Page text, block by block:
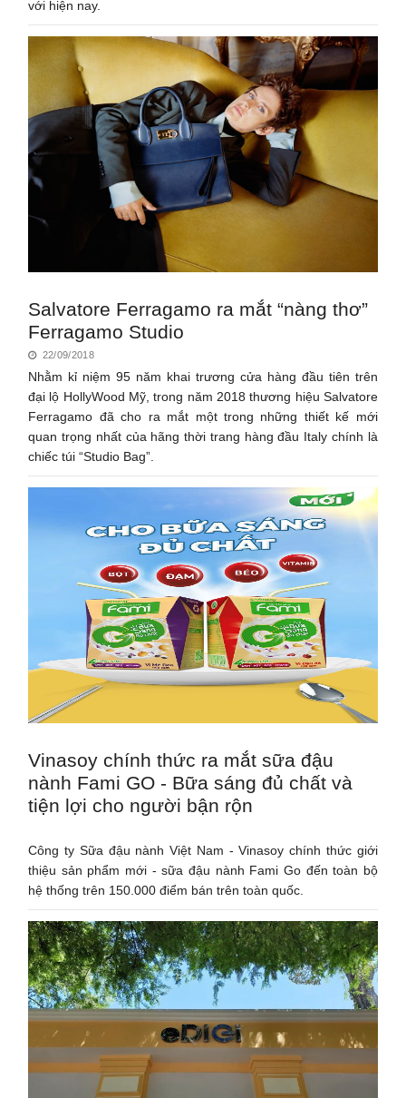
với hiện nay.
Salvatore Ferragamo ra mắt “nàng thơ”
Ferragamo Studio
22/09/2018
Nhằm kỉ niệm 95 năm khai trương cửa hàng đầu tiên trên
đại lộ HollyWood Mỹ, trong năm 2018 thương hiệu Salvatore
Ferragamo đã cho ra mắt một trong những thiết kế mới
quan trọng nhất của hãng thời trang hàng đầu Italy chính là
chiếc túi “Studio Bag”.
Vinasoy chính thức ra mắt sữa đậu
nành Fami GO - Bữa sáng đủ chất và
tiện lợi cho người bận rộn
Công ty Sữa đậu nành Việt Nam - Vinasoy chính thức giới
thiệu sản phẩm mới - sữa đậu nành Fami Go đến toàn bộ
hệ thống trên 150.000 điểm bán trên toàn quốc.